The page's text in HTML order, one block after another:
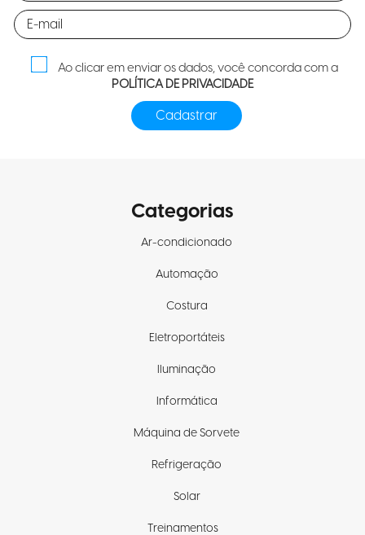
Ao clicar em enviar os dados, você concorda com a
POLÍTICA DE PRIVACIDADE
Categorias
Ar-condicionado
Automação
Costura
Eletroportáteis
Iluminação
Informática
Máquina de Sorvete
Refrigeração
Solar
Treinamentos